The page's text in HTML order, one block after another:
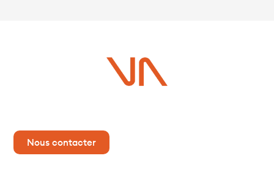
Nous contacter